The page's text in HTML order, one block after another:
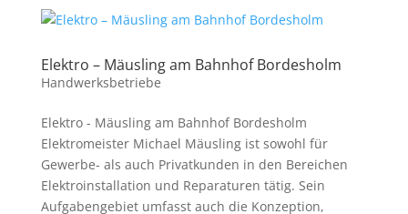
Elektro – Mäusling am Bahnhof Bordesholm
Handwerksbetriebe
Elektro - Mäusling am Bahnhof Bordesholm
Elektromeister Michael Mäusling ist sowohl für
Gewerbe- als auch Privatkunden in den Bereichen
Elektroinstallation und Reparaturen tätig. Sein
Aufgabengebiet umfasst auch die Konzeption,